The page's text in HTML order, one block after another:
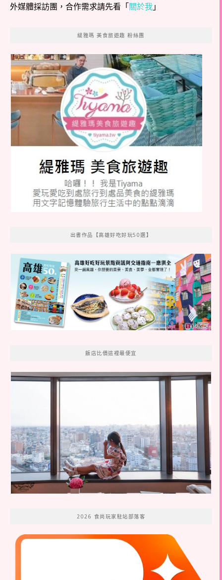
外媒體採訪團，合作需求請先看「關於我」
緹雅瑪 美食旅遊趣 粉絲團
出書作品【高雄好吃好玩50選】
飯店比價這裡最便宜
2026 食尚玩家駐站部落客